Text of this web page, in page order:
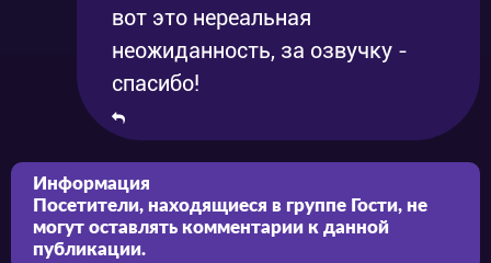
вот это нереальная
неожиданность, за озвучку -
спасибо!
Информация
Посетители, находящиеся в группе Гости, не
могут оставлять комментарии к данной
публикации.